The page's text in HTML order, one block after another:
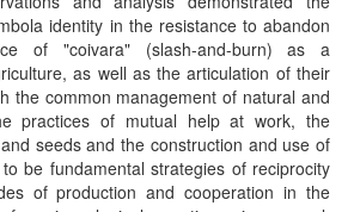
identity in the resistance to abandon
of "coivara" (slash-and-burn) as a
as well as the articulation of their
the common management of natural and
practices of mutual help at work, the
seeds and the construction and use of
be fundamental strategies of reciprocity
of production and cooperation in the